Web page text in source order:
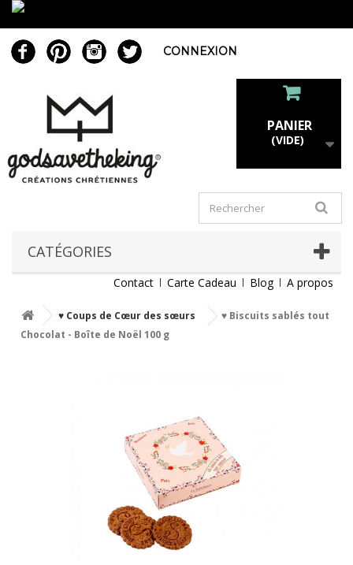
CONNEXION
PANIER
(VIDE)
CATÉGORIES
Contact Carte Cadeau Blog A propos
♥ Coups de Cœur des sœurs
♥ Biscuits sablés tout
Chocolat - Boîte de Noël 100 g